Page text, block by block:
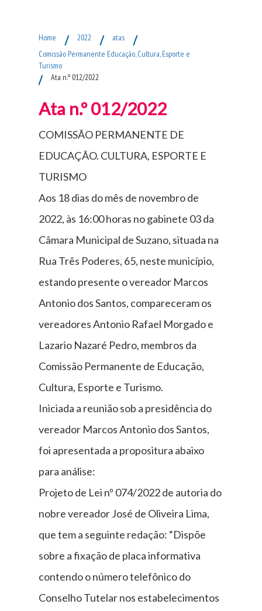
Home / 2022 / atas /
Comissão Permanente Educação, Cultura, Esporte e
Turismo
/ Ata n.º 012/2022
Ata n.º 012/2022
COMISSÃO PERMANENTE DE
EDUCAÇÃO. CULTURA, ESPORTE E
TURISMO
Aos 18 dias do mês de novembro de
2022, às 16:00 horas no gabinete 03 da
Câmara Municipal de Suzano, situada na
Rua Três Poderes, 65, neste município,
estando presente o vereador Marcos
Antonio dos Santos, compareceram os
vereadores Antonio Rafael Morgado e
Lazario Nazaré Pedro, membros da
Comissão Permanente de Educação,
Cultura, Esporte e Turismo.
Iniciada a reunião sob a presidência do
vereador Marcos Antonio dos Santos,
foi apresentada a propositura abaixo
para análise:
Projeto de Lei nº 074/2022 de autoria do
nobre vereador José de Oliveira Lima,
que tem a seguinte redação: “Dispõe
sobre a fixação de placa informativa
contendo o número telefônico do
Conselho Tutelar nos estabelecimentos